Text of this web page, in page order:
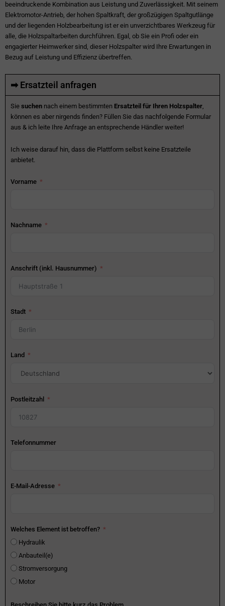
beeindruckende Kombination aus Leistung und Zuverlässigkeit. Mit seinem
Elektromotor-Antrieb, der hohen Spaltkraft, der großzügigen Spaltgutlänge
und der liegenden Holzbearbeitung ist er ein unverzichtbares Werkzeug für
alle, die Holzspaltarbeiten durchführen. Egal, ob Sie ein Profi oder ein
engagierter Heimwerker sind, dieser Holzspalter wird Ihre Erwartungen in
Bezug auf Leistung und Effizienz übertreffen.
➡ Ersatzteil anfragen
Sie suchen nach einem bestimmten Ersatzteil für Ihren Holzspalter
können es aber nirgends finden? Füllen Sie das nachfolgende Formular
aus & ich leite Ihre Anfrage an entsprechende Händler weiter!
Ich weise darauf hin, dass die Plattform selbst keine Ersatzteile
anbietet.
Vorname
Nachname
Anschrift (inkl. Hausnummer)
Stadt
Land
Postleitzahl
Telefonnummer
E-Mail-Adresse
Welches Element ist betroffen?
Hydraulik
Anbauteil(e)
Stromversorgung
Motor